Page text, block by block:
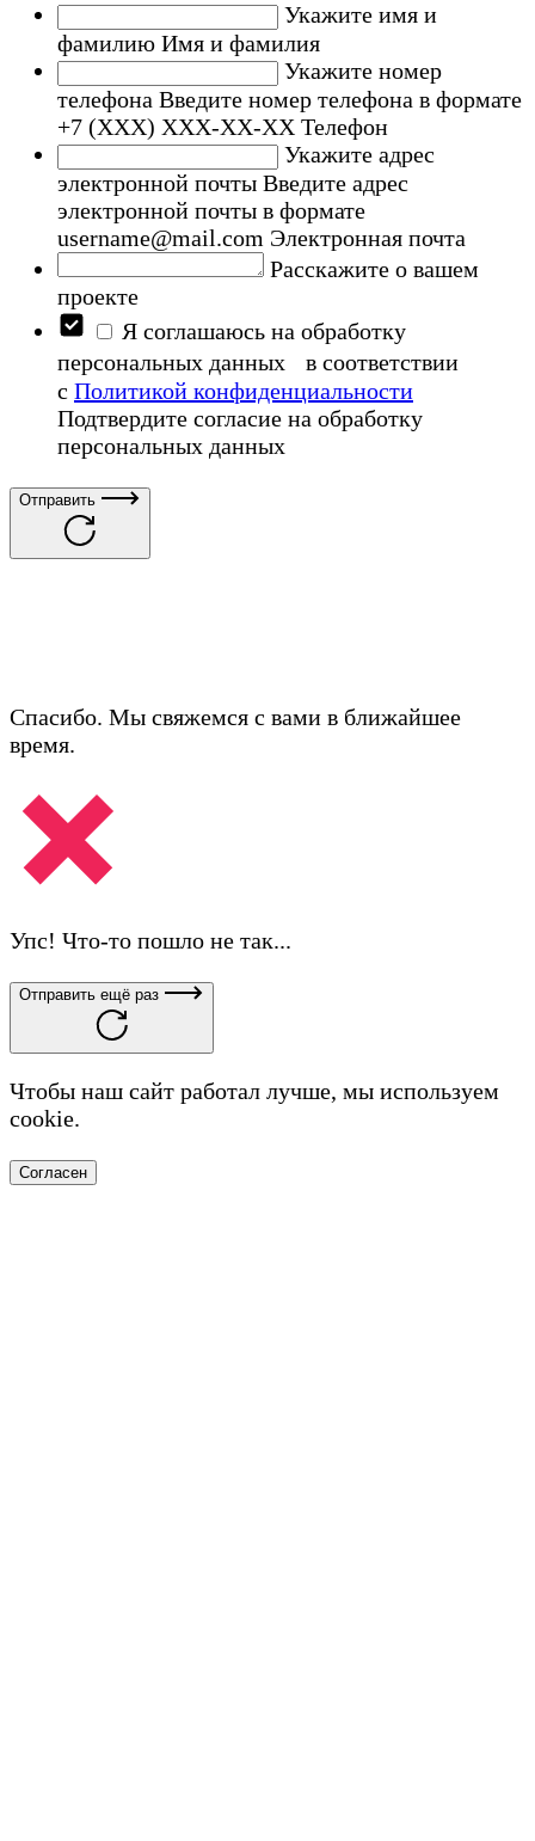
Укажите имя и
фамилию Имя и фамилия
Укажите номер
телефона Введите номер телефона в формате
+7 (ХХХ) ХХХ-ХХ-ХХ Телефон
Укажите адрес
электронной почты Введите адрес
электронной почты в формате
username@mail.com Электронная почта
Расскажите о вашем
проекте
Я соглашаюсь на обработку
персональных данных в соответствии
с Политикой конфиденциальности
Подтвердите согласие на обработку
персональных данных
Отправить
Спасибо. Мы свяжемся с вами в ближайшее
время.
Упс! Что-то пошло не так...
Отправить ещё раз
Чтобы наш сайт работал лучше, мы используем
cookie.
Согласен